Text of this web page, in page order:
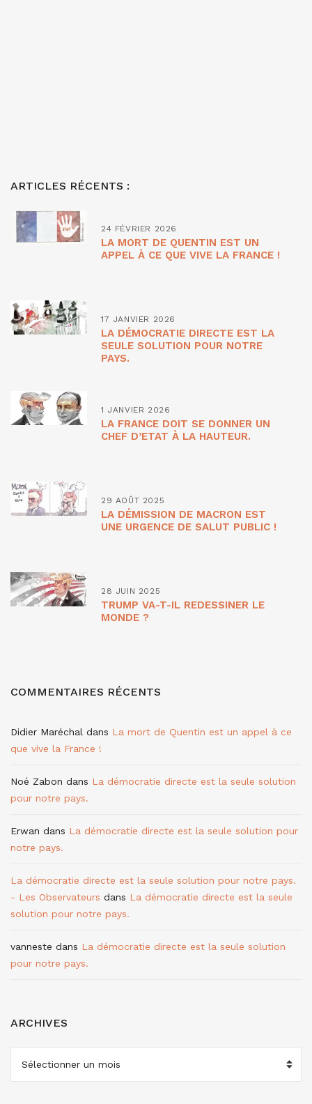
ARTICLES RÉCENTS :
24 FÉVRIER 2026
LA MORT DE QUENTIN EST UN
APPEL À CE QUE VIVE LA FRANCE !
17 JANVIER 2026
LA DÉMOCRATIE DIRECTE EST LA
SEULE SOLUTION POUR NOTRE
PAYS.
1 JANVIER 2026
LA FRANCE DOIT SE DONNER UN
CHEF D’ETAT À LA HAUTEUR.
29 AOÛT 2025
LA DÉMISSION DE MACRON EST
UNE URGENCE DE SALUT PUBLIC !
28 JUIN 2025
TRUMP VA-T-IL REDESSINER LE
MONDE ?
COMMENTAIRES RÉCENTS
Didier Maréchal dans La mort de Quentin est un appel à ce
que vive la France !
Noé Zabon dans La démocratie directe est la seule solution
pour notre pays.
Erwan dans La démocratie directe est la seule solution pour
notre pays.
La démocratie directe est la seule solution pour notre pays.
- Les Observateurs dans La démocratie directe est la seule
solution pour notre pays.
vanneste dans La démocratie directe est la seule solution
pour notre pays.
ARCHIVES
ARCHIVES